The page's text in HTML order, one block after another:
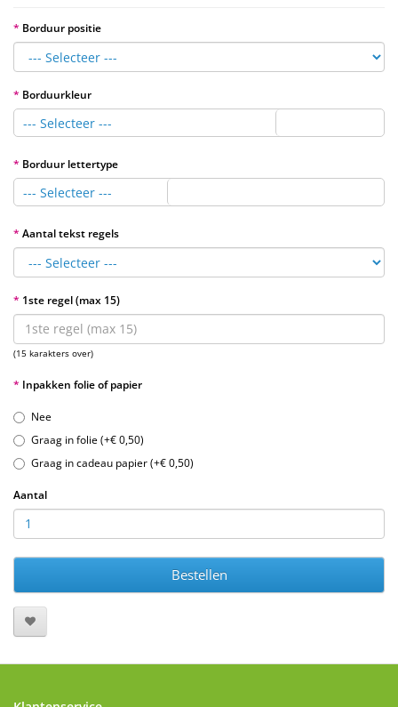
Borduur positie
Borduurkleur
--- Selecteer ---
Borduur lettertype
--- Selecteer ---
Aantal tekst regels
1ste regel (max 15)
(15 karakters over)
Inpakken folie of papier
Nee
Graag in folie (+€ 0,50)
Graag in cadeau papier (+€ 0,50)
Aantal
Bestellen